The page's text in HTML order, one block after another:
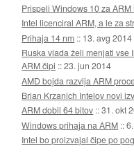
Prispeli Windows 10 za
Intel licenciral ARM, a le za
Prihaja 14 nm :: 13. avg 2014
Ruska vlada želi menjati vse
ARM čipi ::23. jun 2014
AMD bojda razvija ARM
Brian Krzanich Intelov novi
ARM dobil 64 bitov ::31. okt
Windows prihaja na ARM ::
Intel bo proizvajal čipe po